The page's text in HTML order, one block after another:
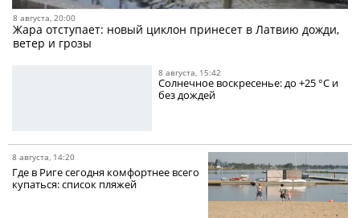
8 августа, 20:00
Жара отступает: новый циклон принесет в Латвию дожди,
ветер и грозы
8 августа, 15:42
Солнечное воскресенье: до +25 °C и
без дождей
8 августа, 14:20
Где в Риге сегодня комфортнее всего
купаться: список пляжей